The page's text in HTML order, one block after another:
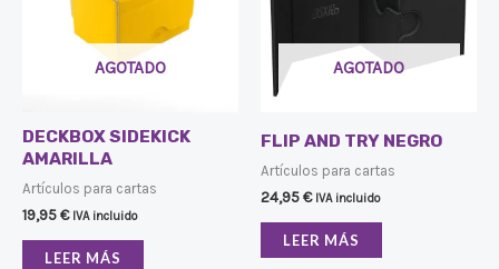
AGOTADO
DECKBOX SIDEKICK
AMARILLA
Artículos para cartas
19,95€ IVA incluido
LEER MÁS
AGOTADO
FLIP AND TRY NEGRO
Artículos para cartas
24,95€ IVA incluido
LEER MÁS